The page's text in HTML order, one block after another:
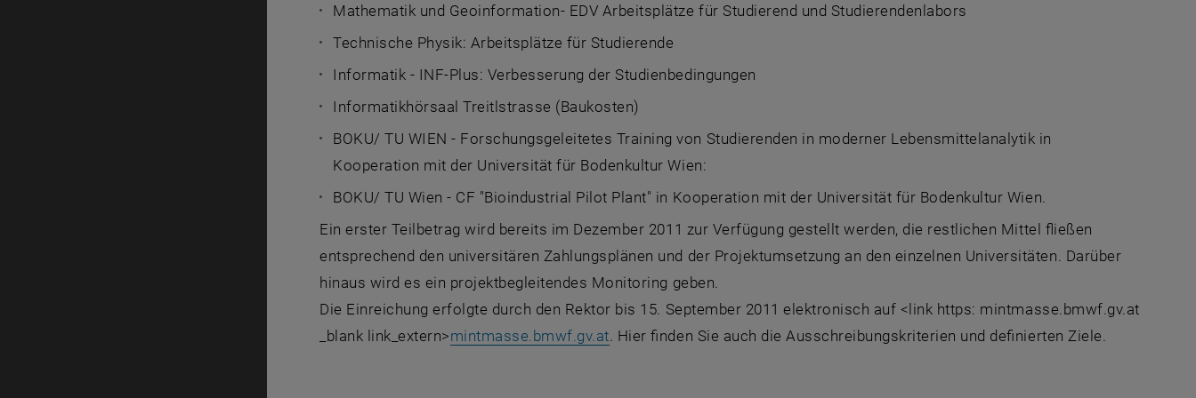
Mathematik und Geoinformation- EDV Arbeitsplätze für Studierend und Studierendenlabors
Technische Physik: Arbeitsplätze für Studierende
Informatik - INF-Plus: Verbesserung der Studienbedingungen
Informatikhörsaal Treitlstrasse (Baukosten)
BOKU/ TU WIEN - Forschungsgeleitetes Training von Studierenden in moderner Lebensmittelanalytik in
Kooperation mit der Universität für Bodenkultur Wien:
BOKU/ TU Wien - CF "Bioindustrial Pilot Plant" in Kooperation mit der Universität für Bodenkultur Wien.
Ein erster Teilbetrag wird bereits im Dezember 2011 zur Verfügung gestellt werden, die restlichen Mittel fließen
entsprechend den universitären Zahlungsplänen und der Projektumsetzung an den einzelnen Universitäten. Darüber
hinaus wird es ein projektbegleitendes Monitoring geben.
Die Einreichung erfolgte durch den Rektor bis 15. September 2011 elektronisch auf <link https: mintmasse.bmwf.gv.at
_blank link_extern>mintmasse.bmwf.gv.at. Hier finden Sie auch die Ausschreibungskriterien und definierten Ziele.